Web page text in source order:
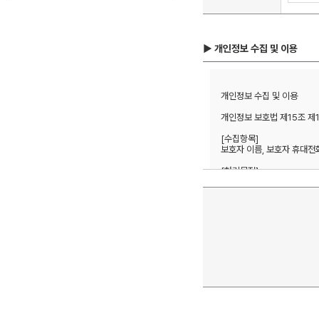
▶ 개인정보 수집 및 이용
개인정보 수집 및 이용
개인정보 보호법 제15조 제
[수집항목]
보호자 이름, 보호자 휴대
[처리목적]